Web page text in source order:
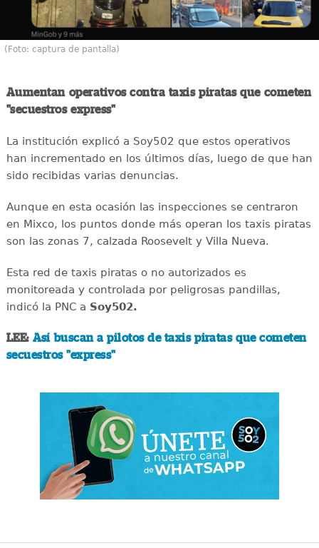
(Foto: captura de pantalla)
Aumentan operativos contra taxis piratas que cometen
"secuestros express"
La institución explicó a Soy502 que estos operativos
han incrementado en los últimos días, luego de que han
sido recibidas varias denuncias.
Aunque en esta ocasión las inspecciones se centraron
en Mixco, los puntos donde más operan los taxis piratas
son las zonas 7, calzada Roosevelt y Villa Nueva.
Esta red de taxis piratas o no autorizados es
monitoreada y controlada por peligrosas pandillas,
indicó la PNC a Soy502.
LEE: Así buscan a pilotos de taxis piratas que cometen
secuestros "express"